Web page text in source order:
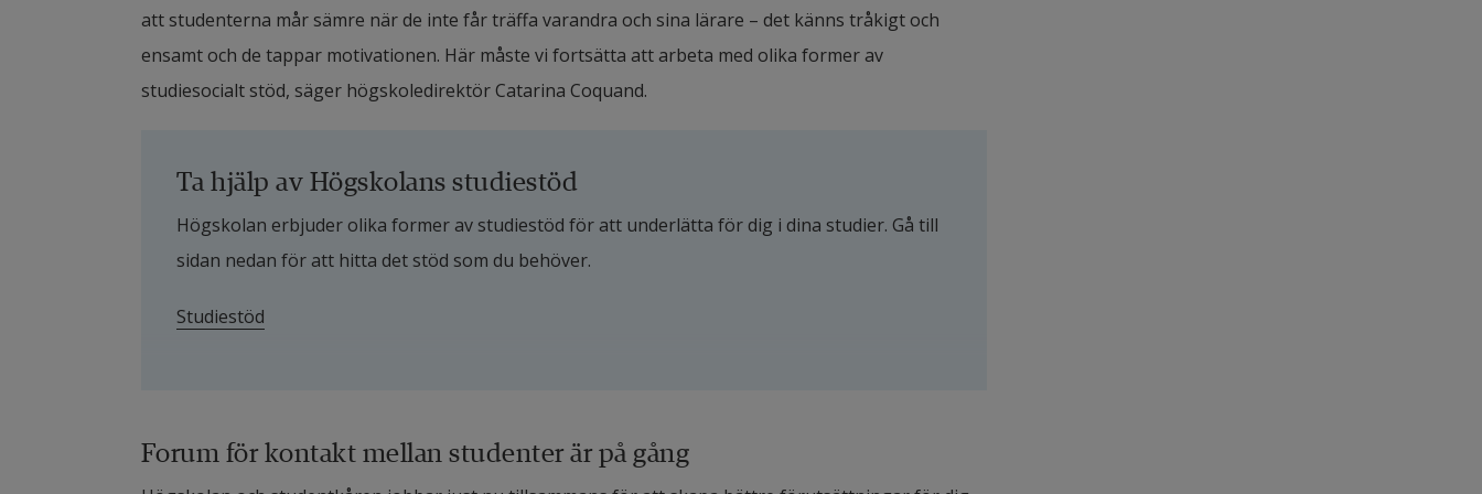
att studenterna mår sämre när de inte får träffa varandra och sina lärare – det känns tråkigt och
ensamt och de tappar motivationen. Här måste vi fortsätta att arbeta med olika former av
studiesocialt stöd, säger högskoledirektör Catarina Coquand.
Ta hjälp av Högskolans studiestöd
Högskolan erbjuder olika former av studiestöd för att underlätta för dig i dina studier. Gå till
sidan nedan för att hitta det stöd som du behöver.
Studiestöd
Forum för kontakt mellan studenter är på gång